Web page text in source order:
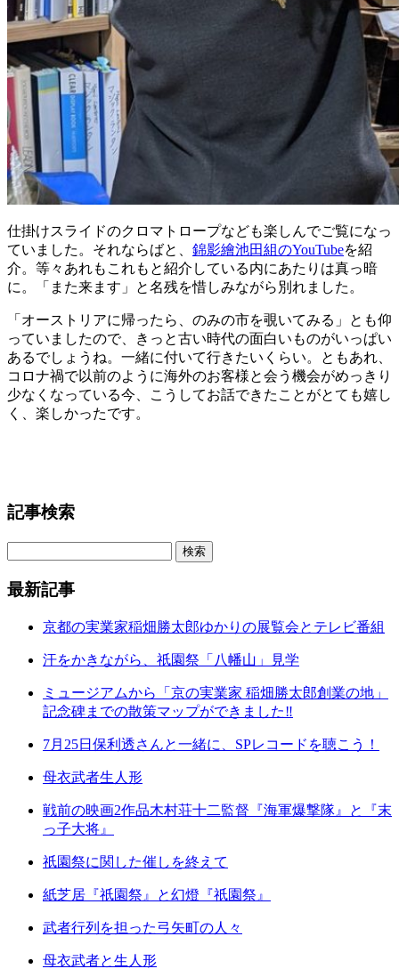
仕掛けスライドのクロマトロープなども楽しんでご覧になっ
ていました。それならばと、 錦影繪池田組のYouTubeを紹
介。等々あれもこれもと紹介している内にあたりは真っ暗
に。「また来ます」と名残を惜しみながら別れました。
「オーストリアに帰ったら、のみの市を覗いてみる」とも仰
っていましたので、きっと古い時代の面白いものがいっぱい
あるでしょうね。一緒に付いて行きたいくらい。ともあれ、
コロナ禍で以前のように海外のお客様と会う機会がめっきり
少なくなっている今、こうしてお話できたことがとても嬉し
く、楽しかったです。
記事検索
最新記事
京都の実業家稲畑勝太郎ゆかりの展覧会とテレビ番組
汗をかきながら、祇園祭「八幡山」見学
ミュージアムから「京の実業家 稲畑勝太郎創業の地」
記念碑までの散策マップができました‼
7月25日保利透さんと一緒に、SPレコードを聴こう！
母衣武者生人形
戦前の映画2作品木村荘十二監督『海軍爆撃隊』と『末
っ子大将』
祇園祭に関した催しを終えて
紙芝居『祇園祭』と幻燈『祇園祭』
武者行列を担った弓矢町の人々
母衣武者と生人形